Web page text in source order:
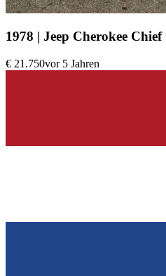
1978 | Jeep Cherokee Chief
€ 21.750vor 5 Jahren